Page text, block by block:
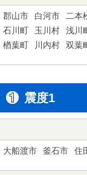
郡山市 白河市 二本
石川町
玉川村 浅川
楢葉町
川内村 双葉
震度1
大船渡市 釜石市 住